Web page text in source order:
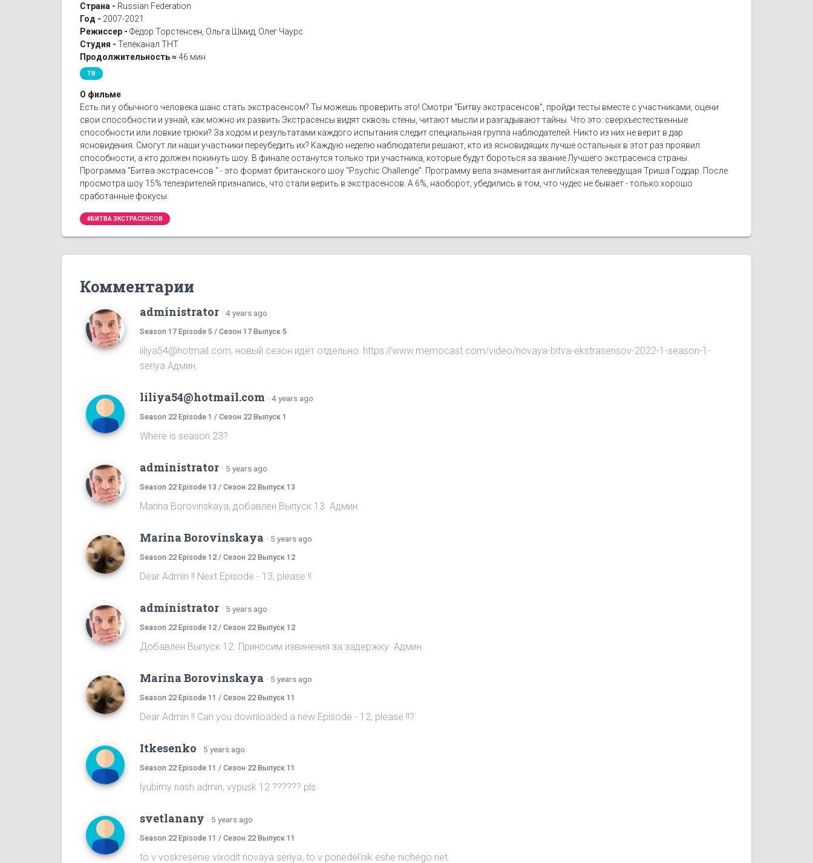
Страна - Russian Federation
Год - 2007-2021
Режиссер - Фёдор Торстенсен, Ольга Шмид, Олег Чаурс
Студия - Телеканал ТНТ
Продолжительность ≈ 46 мин
ТВ
О фильме
Есть ли у обычного человека шанс стать экстрасенсом? Ты можешь проверить это! Смотри "Битву экстрасенсов", пройди тесты вместе с участниками, оцени
свои способности и узнай, как можно их развить Экстрасенсы видят сквозь стены, читают мысли и разгадывают тайны. Что это: сверхъестественные
способности или ловкие трюки? За ходом и результатами каждого испытания следит специальная группа наблюдателей. Никто из них не верит в дар
ясновидения. Смогут ли наши участники переубедить их? Каждую неделю наблюдатели решают, кто из ясновидящих лучше остальных в этот раз проявил
способности, а кто должен покинуть шоу. В финале останутся только три участника, которые будут бороться за звание Лучшего экстрасенса страны.
Программа "Битва экстрасенсов " - это формат британского шоу "Psychic Challenge". Программу вела знаменитая английская телеведущая Триша Годдар. После
просмотра шоу 15% телезрителей признались, что стали верить в экстрасенсов. А 6%, наоборот, убедились в том, что чудес не бывает - только хорошо
сработанные фокусы.
#БИТВА ЭКСТРАСЕНСОВ
Комментарии
administrator · 4 years ago
Season 17 Episode 5 / Сезон 17 Выпуск 5
liliya54@hotmail.com, новый сезон идёт отдельно: https://www.memocast.com/video/novaya-bitva-ekstrasensov-2022-1-season-1-
seriya Админ.
liliya54@hotmail.com · 4 years ago
Season 22 Episode 1 / Сезон 22 Выпуск 1
Where is season 23?
administrator · 5 years ago
Season 22 Episode 13 / Сезон 22 Выпуск 13
Marina Borovinskaya, добавлен Выпуск 13. Админ.
Marina Borovinskaya · 5 years ago
Season 22 Episode 12 / Сезон 22 Выпуск 12
Dear Admin !! Next Episode - 13, please !!
administrator · 5 years ago
Season 22 Episode 12 / Сезон 22 Выпуск 12
Добавлен Выпуск 12. Приносим извинения за задержку. Админ.
Marina Borovinskaya · 5 years ago
Season 22 Episode 11 / Сезон 22 Выпуск 11
Dear Admin !! Can you downloaded a new Episode - 12, please !!?
Itkesenko · 5 years ago
Season 22 Episode 11 / Сезон 22 Выпуск 11
lyubimy nash admin, vypusk 12 ?????? pls
svetlanany · 5 years ago
Season 22 Episode 11 / Сезон 22 Выпуск 11
to v voskresenie vixodit novaya seriya, to v ponedel'nik eshe nichego net.